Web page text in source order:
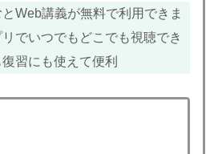
Web講義が無料で利用できま
でいつでもどこでも視聴でき
習にも使えて便利